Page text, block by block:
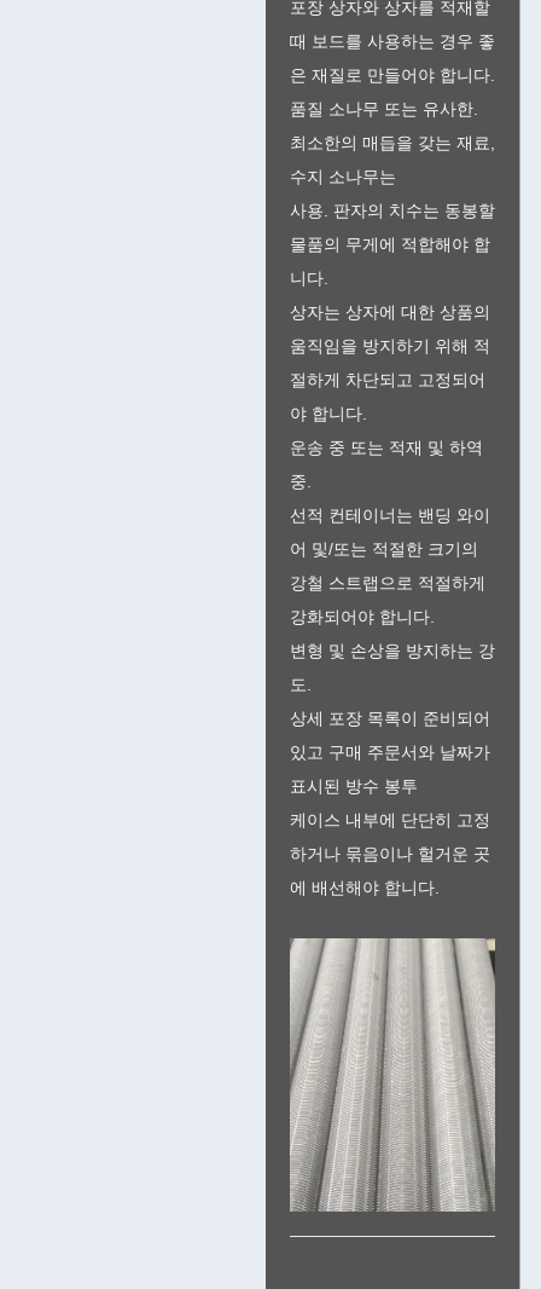
포장 상자와 상자를 적재할
때 보드를 사용하는 경우 좋
은 재질로 만들어야 합니다.
품질 소나무 또는 유사한.
최소한의 매듭을 갖는 재료,
수지 소나무는
사용. 판자의 치수는 동봉할
물품의 무게에 적합해야 합
니다.
상자는 상자에 대한 상품의
움직임을 방지하기 위해 적
절하게 차단되고 고정되어
야 합니다.
운송 중 또는 적재 및 하역
중.
선적 컨테이너는 밴딩 와이
어 및/또는 적절한 크기의
강철 스트랩으로 적절하게
강화되어야 합니다.
변형 및 손상을 방지하는 강
도.
상세 포장 목록이 준비되어
있고 구매 주문서와 날짜가
표시된 방수 봉투
케이스 내부에 단단히 고정
하거나 묶음이나 헐거운 곳
에 배선해야 합니다.